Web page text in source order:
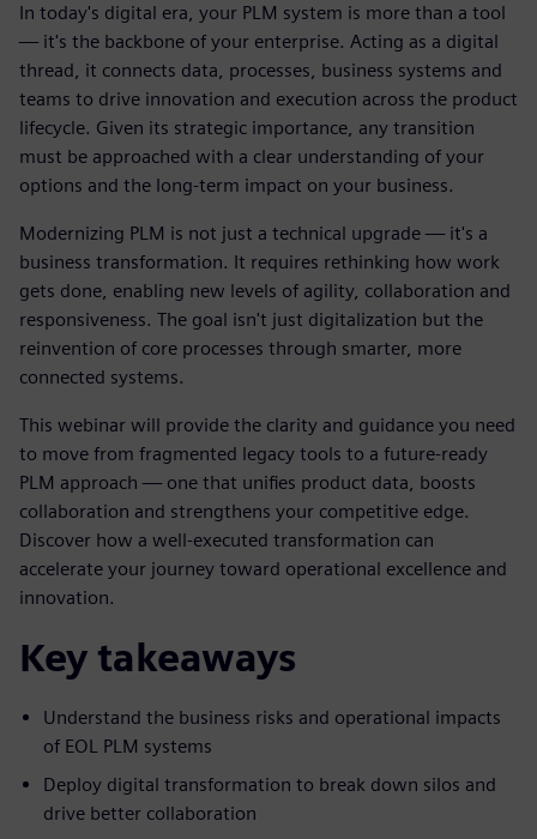
In today's digital era, your PLM system is more than a tool
— it's the backbone of your enterprise. Acting as a digital
thread, it connects data, processes, business systems and
teams to drive innovation and execution across the product
lifecycle. Given its strategic importance, any transition
must be approached with a clear understanding of your
options and the long-term impact on your business.
Modernizing PLM is not just a technical upgrade — it's a
business transformation. It requires rethinking how work
gets done, enabling new levels of agility, collaboration and
responsiveness. The goal isn't just digitalization but the
reinvention of core processes through smarter, more
connected systems.
This webinar will provide the clarity and guidance you need
to move from fragmented legacy tools to a future-ready
PLM approach — one that unifies product data, boosts
collaboration and strengthens your competitive edge.
Discover how a well-executed transformation can
accelerate your journey toward operational excellence and
innovation.
Key takeaways
Understand the business risks and operational impacts
of EOL PLM systems
Deploy digital transformation to break down silos and
drive better collaboration